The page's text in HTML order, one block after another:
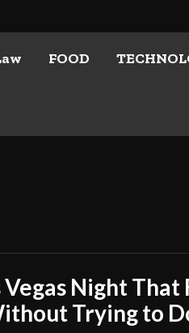
FOOD
Vegas Night That
Trying to